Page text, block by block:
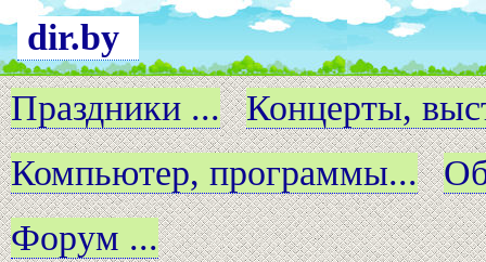
dir.by
Праздники ...
Концерты,
Компьютер, программы...
Форум ...